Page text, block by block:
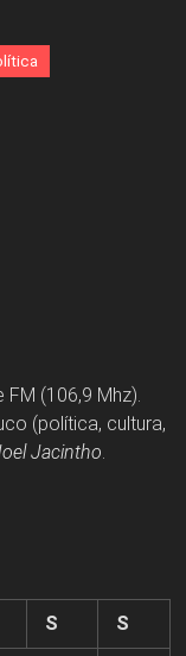
(106,9 Mhz).
(política, cultura,
Jacintho.
S
S